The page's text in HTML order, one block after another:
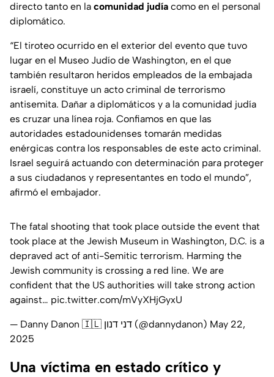
directo tanto en la comunidad judía como en el personal
diplomático.
“El tiroteo ocurrido en el exterior del evento que tuvo
lugar en el Museo Judío de Washington, en el que
también resultaron heridos empleados de la embajada
israelí, constituye un acto criminal de terrorismo
antisemita. Dañar a diplomáticos y a la comunidad judía
es cruzar una línea roja. Confiamos en que las
autoridades estadounidenses tomarán medidas
enérgicas contra los responsables de este acto criminal.
Israel seguirá actuando con determinación para proteger
a sus ciudadanos y representantes en todo el mundo”,
afirmó el embajador.
The fatal shooting that took place outside the event that
took place at the Jewish Museum in Washington, D.C. is a
depraved act of anti-Semitic terrorism. Harming the
Jewish community is crossing a red line. We are
confident that the US authorities will take strong action
against… pic.twitter.com/mVyXHjGyxU
— Danny Danon 🇮🇱 דני דנון (@dannydanon) May 22,
2025
Una víctima en estado crítico y